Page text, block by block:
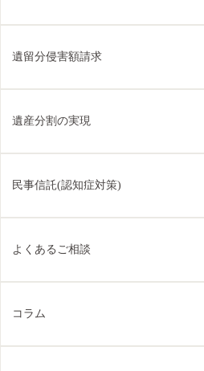
遺留分侵害額請求
遺産分割の実現
民事信託(認知症対策)
よくあるご相談
コラム